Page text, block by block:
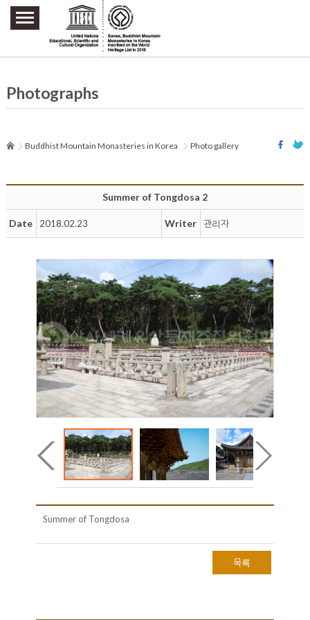
주요메뉴 바로가기
본문 바로가기
하단메뉴 바로가기
Photographs
Buddhist Mountain Monasteries in Korea Photo gallery
Summer of Tongdosa 2
Date 2018.02.23 Writer 관리자
Summer of Tongdosa
목록